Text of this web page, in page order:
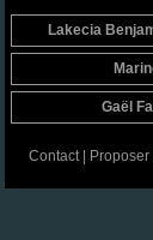
Lakecia
Gaël
Contact|